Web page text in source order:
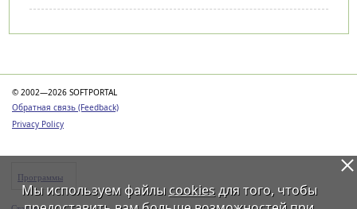
© 2002—2026 SOFTPORTAL
Обратная связь (Feedback)
Privacy Policy
Программы
Мы используем файлы cookiesдля того, чтобы